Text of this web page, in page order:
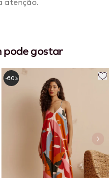
atenção.
pode gostar
-60%